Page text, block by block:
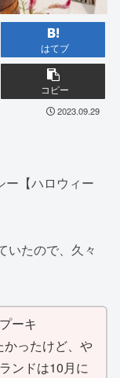
はてブ
コピー
2023.09.29
ー【ハロウィー
いたので、久々
ーキ
かったけど、や
ンドは10月に